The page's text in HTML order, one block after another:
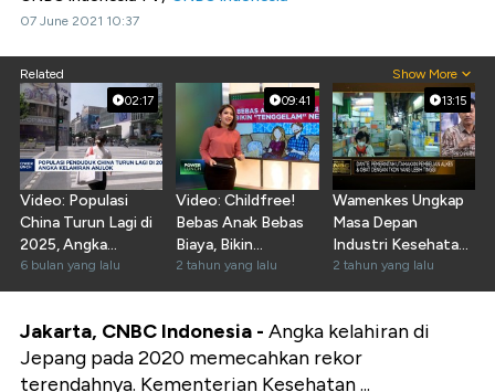
07 June 2021 10:37
Related Show More
02:17
Video: Populasi
China Turun Lagi di
2025, Angka
Kelahiran Anjlok
6 bulan yang lalu
09:41
Video: Childfree!
Bebas Anak Bebas
Biaya, Bikin
"Tenggelam" Negara
2 tahun yang lalu
13:15
Wamenkes Ungkap
Masa Depan
Industri Kesehatan
Pasca Pandemi
2 tahun yang lalu
Jakarta, CNBC Indonesia - Angka kelahiran di
Jepang pada 2020 memecahkan rekor
terendahnya. Kementerian Kesehatan ...